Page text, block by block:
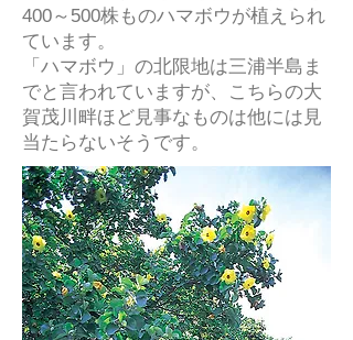
400～500株ものハマボウが植えられ
ています。
「ハマボウ」の北限地は三浦半島ま
でと言われていますが、こちらの大
賀茂川畔ほど見事なものは他には見
当たらないそうです。